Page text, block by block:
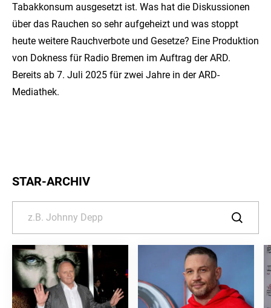
Tabakkonsum ausgesetzt ist. Was hat die Diskussionen
über das Rauchen so sehr aufgeheizt und was stoppt
heute weitere Rauchverbote und Gesetze? Eine Produktion
von Dokness für Radio Bremen im Auftrag der ARD.
Bereits ab 7. Juli 2025 für zwei Jahre in der ARD-
Mediathek.
STAR-ARCHIV